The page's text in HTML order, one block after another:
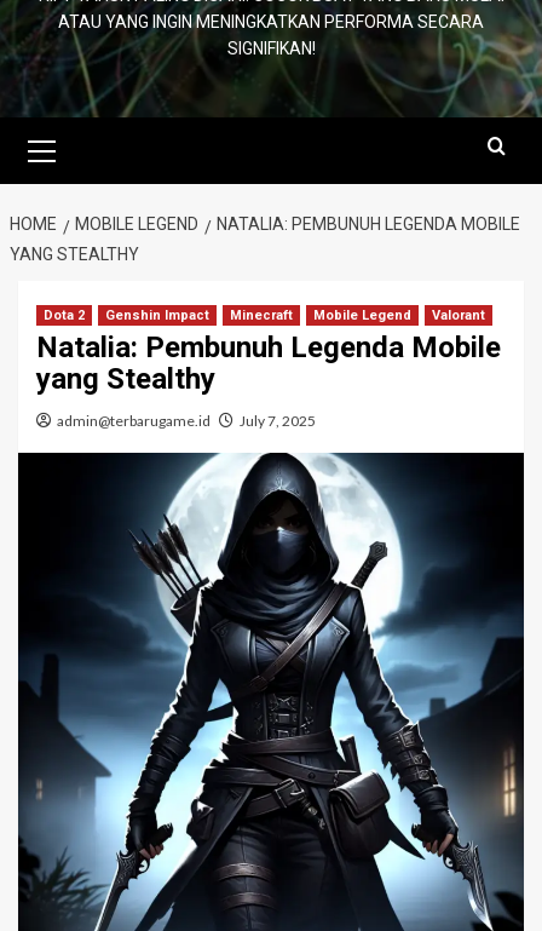
ATAU YANG INGIN MENINGKATKAN PERFORMA SECARA
SIGNIFIKAN!
Menu
HOME MOBILE LEGEND
NATALIA: PEMBUNUH LEGENDA MOBILE
YANG STEALTHY
Dota 2 Genshin Impact Minecraft Mobile Legend Valorant
Natalia: Pembunuh Legenda Mobile
yang Stealthy
admin@terbarugame.id July 7, 2025